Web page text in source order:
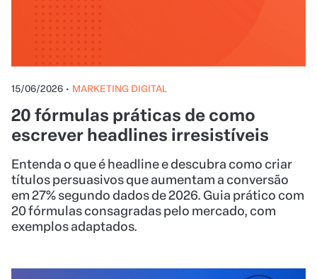
15/06/2026 • MARKETING DIGITAL
20 fórmulas práticas de como
escrever headlines irresistíveis
Entenda o que é headline e descubra como criar
títulos persuasivos que aumentam a conversão
em 27% segundo dados de 2026. Guia prático com
20 fórmulas consagradas pelo mercado, com
exemplos adaptados.